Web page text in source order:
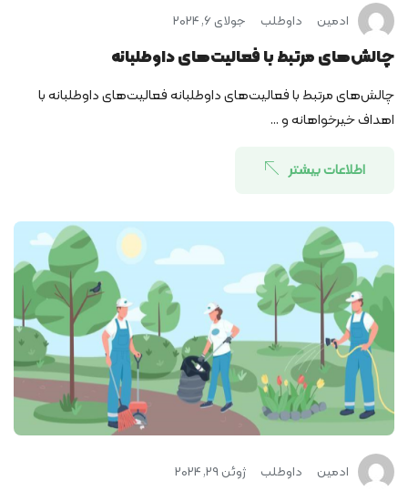
ادمین داوطلب جولای 6, 2024
چالش‌های مرتبط با فعالیت‌های داوطلبانه
چالش‌های مرتبط با فعالیت‌های داوطلبانه فعالیت‌های داوطلبانه با
اهداف خیرخواهانه و ...
اطلاعات بیشتر
ادمین داوطلب ژوئن 29, 2024